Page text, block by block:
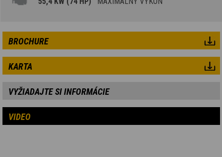
BROCHURE
KARTA
VYŽIADAJTE SI INFORMÁCIE
VIDEO